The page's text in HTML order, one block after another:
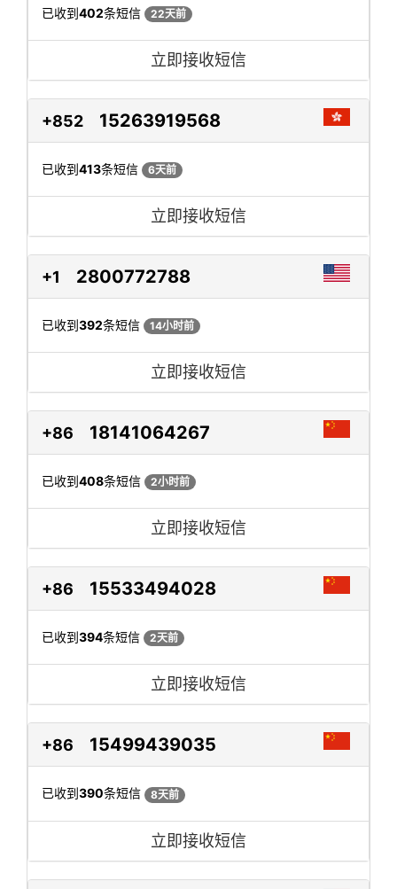
已收到402条短信 22天前
立即接收短信
+852 15263919568
已收到413条短信 6天前
立即接收短信
+1 2800772788
已收到392条短信 14小时前
立即接收短信
+86 18141064267
已收到408条短信 2小时前
立即接收短信
+86 15533494028
已收到394条短信 2天前
立即接收短信
+86 15499439035
已收到390条短信 8天前
立即接收短信